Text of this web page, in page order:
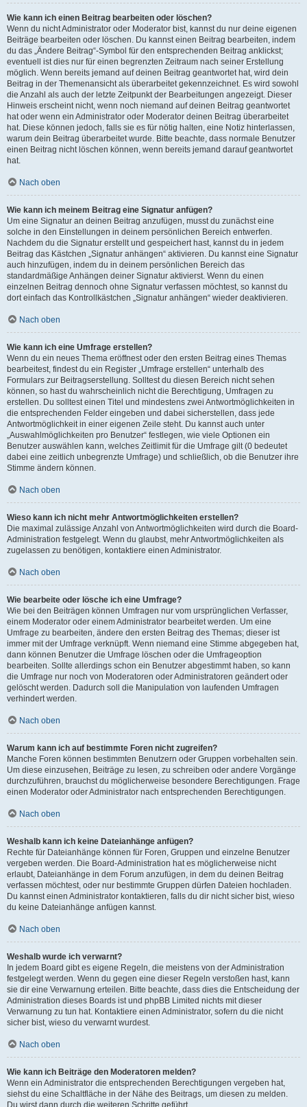
Wie kann ich einen Beitrag bearbeiten oder löschen?
Wenn du nicht Administrator oder Moderator bist, kannst du nur deine eigenen
Beiträge bearbeiten oder löschen. Du kannst einen Beitrag bearbeiten, indem
du das „Ändere Beitrag“-Symbol für den entsprechenden Beitrag anklickst;
eventuell ist dies nur für einen begrenzten Zeitraum nach seiner Erstellung
möglich. Wenn bereits jemand auf deinen Beitrag geantwortet hat, wird dein
Beitrag in der Themenansicht als überarbeitet gekennzeichnet. Es wird sowohl
die Anzahl als auch der letzte Zeitpunkt der Bearbeitungen angezeigt. Dieser
Hinweis erscheint nicht, wenn noch niemand auf deinen Beitrag geantwortet
hat oder wenn ein Administrator oder Moderator deinen Beitrag überarbeitet
hat. Diese können jedoch, falls sie es für nötig halten, eine Notiz hinterlassen,
warum dein Beitrag überarbeitet wurde. Bitte beachte, dass normale Benutzer
einen Beitrag nicht löschen können, wenn bereits jemand darauf geantwortet
hat.
Nach oben
Wie kann ich meinem Beitrag eine Signatur anfügen?
Um eine Signatur an deinen Beitrag anzufügen, musst du zunächst eine
solche in den Einstellungen in deinem persönlichen Bereich entwerfen.
Nachdem du die Signatur erstellt und gespeichert hast, kannst du in jedem
Beitrag das Kästchen „Signatur anhängen“ aktivieren. Du kannst eine Signatur
auch hinzufügen, indem du in deinem persönlichen Bereich das
standardmäßige Anhängen deiner Signatur aktivierst. Wenn du einen
einzelnen Beitrag dennoch ohne Signatur verfassen möchtest, so kannst du
dort einfach das Kontrollkästchen „Signatur anhängen“ wieder deaktivieren.
Nach oben
Wie kann ich eine Umfrage erstellen?
Wenn du ein neues Thema eröffnest oder den ersten Beitrag eines Themas
bearbeitest, findest du ein Register „Umfrage erstellen“ unterhalb des
Formulars zur Beitragserstellung. Solltest du diesen Bereich nicht sehen
können, so hast du wahrscheinlich nicht die Berechtigung, Umfragen zu
erstellen. Du solltest einen Titel und mindestens zwei Antwortmöglichkeiten in
die entsprechenden Felder eingeben und dabei sicherstellen, dass jede
Antwortmöglichkeit in einer eigenen Zeile steht. Du kannst auch unter
„Auswahlmöglichkeiten pro Benutzer“ festlegen, wie viele Optionen ein
Benutzer auswählen kann, welches Zeitlimit für die Umfrage gilt (0 bedeutet
dabei eine zeitlich unbegrenzte Umfrage) und schließlich, ob die Benutzer ihre
Stimme ändern können.
Nach oben
Wieso kann ich nicht mehr Antwortmöglichkeiten erstellen?
Die maximal zulässige Anzahl von Antwortmöglichkeiten wird durch die Board-
Administration festgelegt. Wenn du glaubst, mehr Antwortmöglichkeiten als
zugelassen zu benötigen, kontaktiere einen Administrator.
Nach oben
Wie bearbeite oder lösche ich eine Umfrage?
Wie bei den Beiträgen können Umfragen nur vom ursprünglichen Verfasser,
einem Moderator oder einem Administrator bearbeitet werden. Um eine
Umfrage zu bearbeiten, ändere den ersten Beitrag des Themas; dieser ist
immer mit der Umfrage verknüpft. Wenn niemand eine Stimme abgegeben hat,
dann können Benutzer die Umfrage löschen oder die Umfrageoption
bearbeiten. Sollte allerdings schon ein Benutzer abgestimmt haben, so kann
die Umfrage nur noch von Moderatoren oder Administratoren geändert oder
gelöscht werden. Dadurch soll die Manipulation von laufenden Umfragen
verhindert werden.
Nach oben
Warum kann ich auf bestimmte Foren nicht zugreifen?
Manche Foren können bestimmten Benutzern oder Gruppen vorbehalten sein.
Um diese einzusehen, Beiträge zu lesen, zu schreiben oder andere Vorgänge
durchzuführen, brauchst du möglicherweise besondere Berechtigungen. Frage
einen Moderator oder Administrator nach entsprechenden Berechtigungen.
Nach oben
Weshalb kann ich keine Dateianhänge anfügen?
Rechte für Dateianhänge können für Foren, Gruppen und einzelne Benutzer
vergeben werden. Die Board-Administration hat es möglicherweise nicht
erlaubt, Dateianhänge in dem Forum anzufügen, in dem du deinen Beitrag
verfassen möchtest, oder nur bestimmte Gruppen dürfen Dateien hochladen.
Du kannst einen Administrator kontaktieren, falls du dir nicht sicher bist, wieso
du keine Dateianhänge anfügen kannst.
Nach oben
Weshalb wurde ich verwarnt?
In jedem Board gibt es eigene Regeln, die meistens von der Administration
festgelegt werden. Wenn du gegen eine dieser Regeln verstoßen hast, kann
sie dir eine Verwarnung erteilen. Bitte beachte, dass dies die Entscheidung der
Administration dieses Boards ist und phpBB Limited nichts mit dieser
Verwarnung zu tun hat. Kontaktiere einen Administrator, sofern du die nicht
sicher bist, wieso du verwarnt wurdest.
Nach oben
Wie kann ich Beiträge den Moderatoren melden?
Wenn ein Administrator die entsprechenden Berechtigungen vergeben hat,
siehst du eine Schaltfläche in der Nähe des Beitrags, um diesen zu melden.
Du wirst dann durch die weiteren Schritte geführt.